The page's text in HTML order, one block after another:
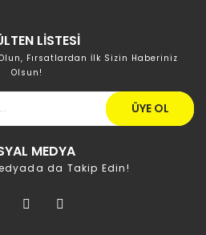
LİSTESİ
Fırsatlardan İlk Sizin Haberiniz
Olsun!
ÜYE OL
MEDYA
da Takip Edin!